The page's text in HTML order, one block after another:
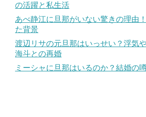
の活躍と私生活
あべ静江に旦那がいない驚きの理由
た背景
渡辺リサの元旦那はいっせい？浮気
海斗との再婚
ミーシャに旦那はいるのか？結婚の